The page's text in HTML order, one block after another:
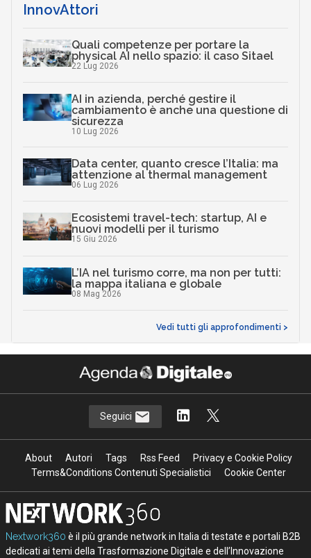
InnovAttori
Quali competenze per portare la
physical AI nello spazio: il caso Sitael
22 Lug 2026
AI in azienda, perché gestire il
cambiamento è anche una questione di
sicurezza
10 Lug 2026
Data center, quanto cresce l’Italia: ma
attenzione al thermal management
06 Lug 2026
Ecosistemi travel-tech: startup, AI e
nuovi modelli per il turismo
15 Giu 2026
L’IA nel turismo corre, ma non per tutti:
la mappa italiana e globale
08 Mag 2026
Vedi tutti gli approfondimenti >
Seguici
About Autori Tags Rss Feed
Privacy e Cookie Policy
Terms&Conditions Contenuti Specialistici
Cookie Center
Nextwork360 è il più grande network in Italia di testate e portali B2B
dedicati ai temi della Trasformazione Digitale e dell’Innovazione